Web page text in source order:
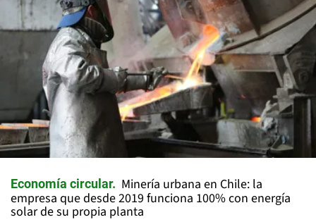
Economía circular
Minería urbana en Chile: la
empresa que desde 2019 funciona 100% con energía
solar de su propia planta